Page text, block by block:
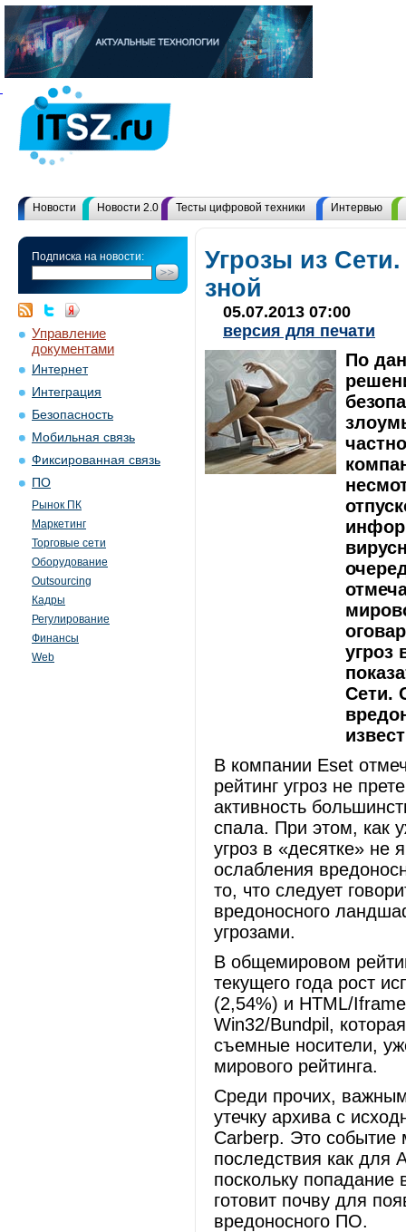
Новости Новости 2.0 Тесты цифровой техники Интервью
Подписка на новости:
Управление
документами
Интернет
Интеграция
Безопасность
Мобильная связь
Фиксированная связь
ПО
Рынок ПК
Маркетинг
Торговые сети
Оборудование
Outsourcing
Кадры
Регулирование
Финансы
Web
Угрозы из
зной
05.07.2013 07:00
версия для печати
По
угроз
Сети.
В компании Eset
рейтинг угроз не
активность
спала. При этом, как
угроз в «десятке» не
ослабления
то, что следует
вредоносного
угрозами.
В общемировом
текущего года рост
(2,54%) и HTML/
Win32/Bundpil,
съемные носители,
мирового рейтинга.
Среди прочих,
утечку архива с
Carberp. Это событие
последствия как для
поскольку попадание
готовит почву для
вредоносного ПО.